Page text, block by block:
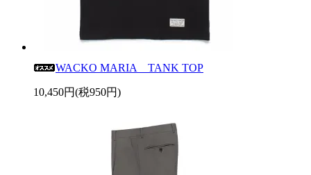
WACKO MARIA TANK TOP
10,450円(税950円)